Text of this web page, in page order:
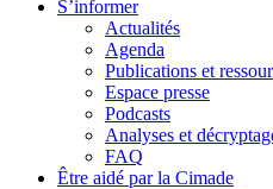
S’informer
Actualités
Agenda
Publications et
Espace presse
Podcasts
Analyses et
FAQ
Être aidé par la Cimade